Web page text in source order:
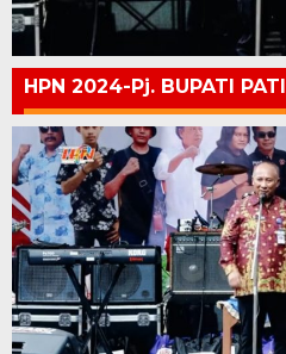
HPN 2024-Pj. BUPATI PATI